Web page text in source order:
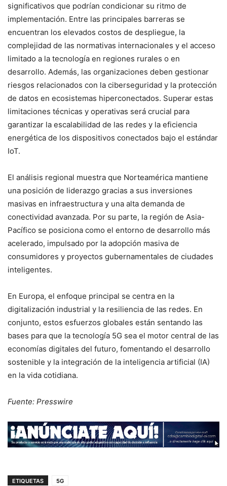
significativos que podrían condicionar su ritmo de
implementación. Entre las principales barreras se
encuentran los elevados costos de despliegue, la
complejidad de las normativas internacionales y el acceso
limitado a la tecnología en regiones rurales o en
desarrollo. Además, las organizaciones deben gestionar
riesgos relacionados con la ciberseguridad y la protección
de datos en ecosistemas hiperconectados. Superar estas
limitaciones técnicas y operativas será crucial para
garantizar la escalabilidad de las redes y la eficiencia
energética de los dispositivos conectados bajo el estándar
IoT.
El análisis regional muestra que Norteamérica mantiene
una posición de liderazgo gracias a sus inversiones
masivas en infraestructura y una alta demanda de
conectividad avanzada. Por su parte, la región de Asia-
Pacífico se posiciona como el entorno de desarrollo más
acelerado, impulsado por la adopción masiva de
consumidores y proyectos gubernamentales de ciudades
inteligentes.
En Europa, el enfoque principal se centra en la
digitalización industrial y la resiliencia de las redes. En
conjunto, estos esfuerzos globales están sentando las
bases para que la tecnología 5G sea el motor central de las
economías digitales del futuro, fomentando el desarrollo
sostenible y la integración de la inteligencia artificial (IA)
en la vida cotidiana.
Fuente: Presswire
ETIQUETAS 5G